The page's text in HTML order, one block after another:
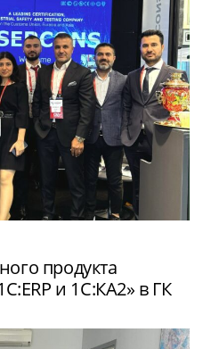
продукта
и 1С:КА2» в ГК